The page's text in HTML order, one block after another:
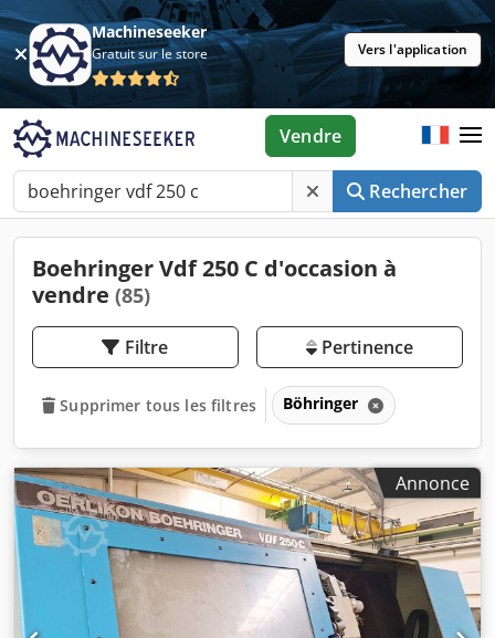
Machineseeker
Gratuit sur le store Vers l'application
Rechercher
Vendre
Boehringer Vdf 250 C d'occasion à
vendre (85)
Filtre Pertinence
Supprimer tous les filtres Böhringer
Annonce